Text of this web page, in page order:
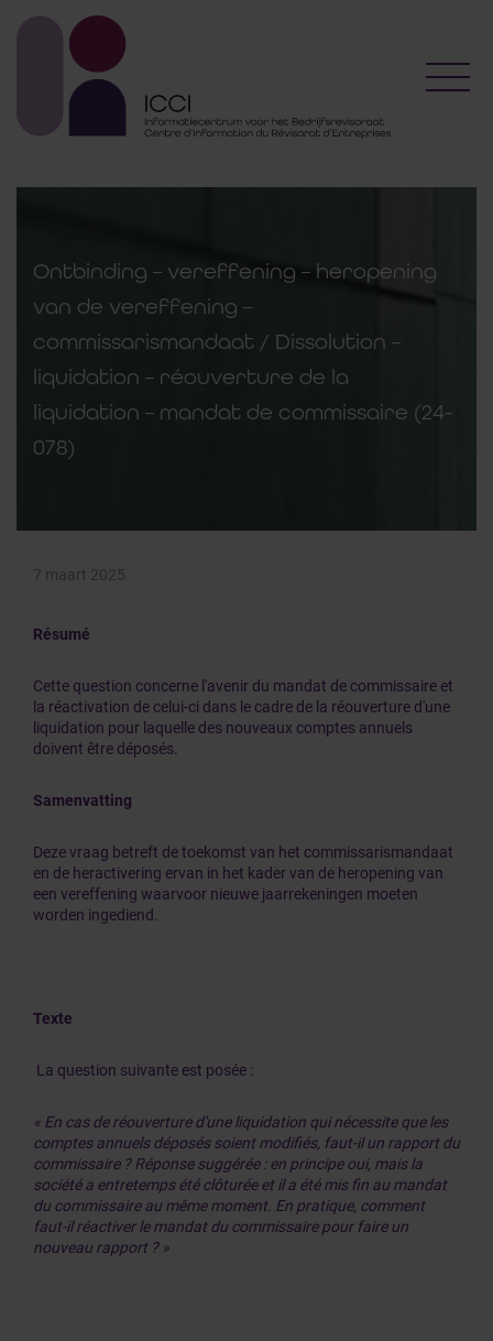
Ontbinding – vereffening – heropening
van de vereffening –
commissarismandaat / Dissolution –
liquidation – réouverture de la
liquidation – mandat de commissaire (24-
078)
7 maart 2025
Résumé
Cette question concerne l'avenir du mandat de commissaire et
la réactivation de celui-ci dans le cadre de la réouverture d'une
liquidation pour laquelle des nouveaux comptes annuels
doivent être déposés.
Samenvatting
Deze vraag betreft de toekomst van het commissarismandaat
en de heractivering ervan in het kader van de heropening van
een vereffening waarvoor nieuwe jaarrekeningen moeten
worden ingediend.
Texte
La question suivante est posée :
« En cas de réouverture d'une liquidation qui nécessite que les
comptes annuels déposés soient modifiés, faut-il un rapport du
commissaire ? Réponse suggérée : en principe oui, mais la
société a entretemps été clôturée et il a été mis fin au mandat
du commissaire au même moment. En pratique, comment
faut-il réactiver le mandat du commissaire pour faire un
nouveau rapport ? »